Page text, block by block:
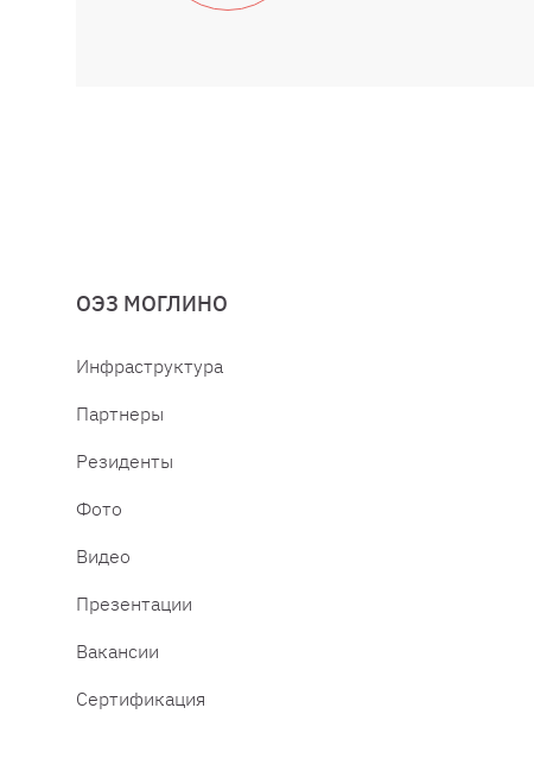
ОЭЗ МОГЛИНО
Инфраструктура
Партнеры
Резиденты
Фото
Видео
Презентации
Вакансии
Сертификация